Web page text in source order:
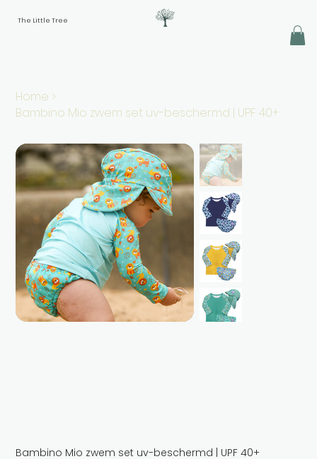
The Little Tree
Home >
Bambino Mio zwem set uv-beschermd | UPF 40+
Bambino Mio zwem set uv-beschermd | UPF 40+